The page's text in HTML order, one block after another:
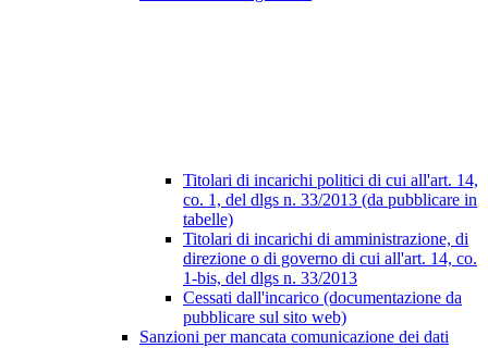
Titolari di incarichi politici di cui all'art. 14,
co. 1, del dlgs n. 33/2013 (da pubblicare in
tabelle)
Titolari di incarichi di amministrazione, di
direzione o di governo di cui all'art. 14, co.
1-bis, del dlgs n. 33/2013
Cessati dall'incarico (documentazione da
pubblicare sul sito web)
Sanzioni per mancata comunicazione dei dati